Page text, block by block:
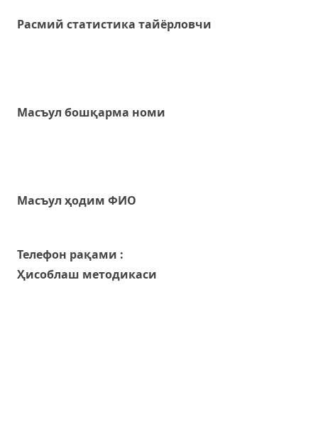
Расмий статистика тайёрловчи
Масъул бошқарма номи
Масъул ҳодим ФИО
Телефон рақами :
Ҳисоблаш методикаси